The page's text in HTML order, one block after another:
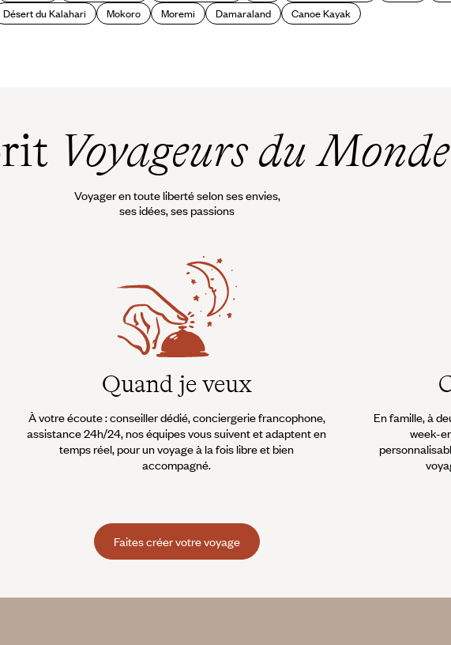
Désert du Kalahari
Mokoro Moremi Damaraland Canoe Kayak
Voyageurs du Monde
Voyager en toute liberté selon ses envies,
ses idées, ses passions
Quand je veux
À votre écoute : conseiller dédié, conciergerie francophone,
assistance 24h/24, nos équipes vous suivent et adaptent en
temps réel, pour un voyage à la fois libre et bien
accompagné.
En famille, à
week-
Faites créer votre voyage